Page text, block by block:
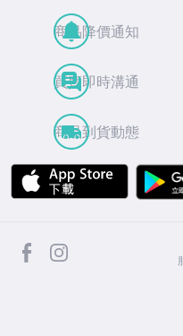
商品降價通知
買賣即時溝通
商品到貨動態
APP
facebook